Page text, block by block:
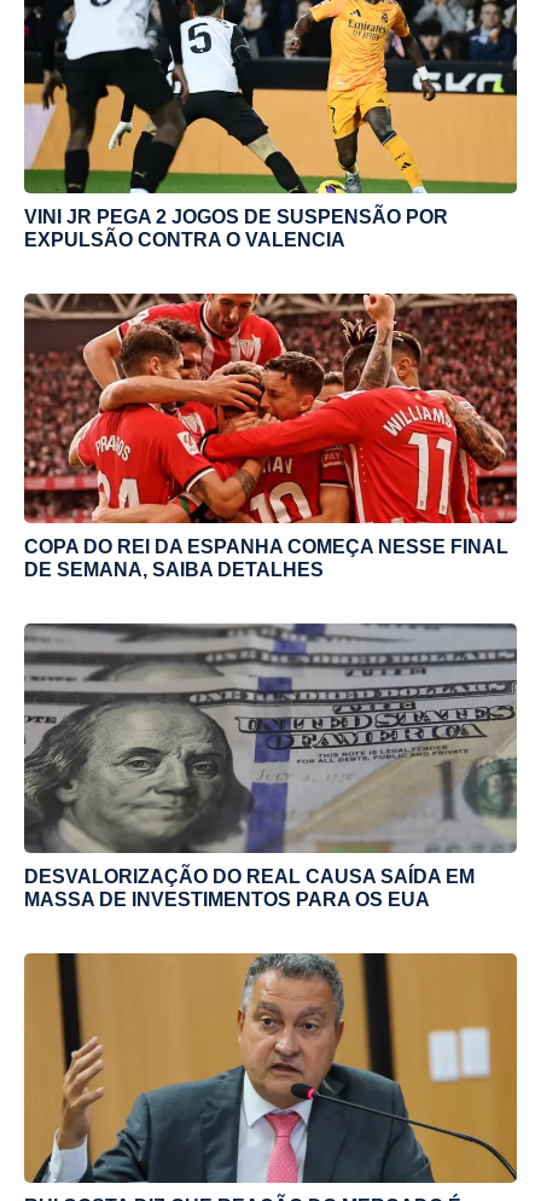
VINI JR PEGA 2 JOGOS DE SUSPENSÃO POR
EXPULSÃO CONTRA O VALENCIA
COPA DO REI DA ESPANHA COMEÇA NESSE FINAL
DE SEMANA, SAIBA DETALHES
DESVALORIZAÇÃO DO REAL CAUSA SAÍDA EM
MASSA DE INVESTIMENTOS PARA OS EUA